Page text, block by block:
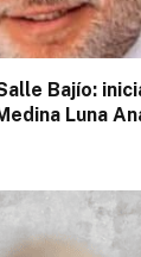
Bajío:
Luna